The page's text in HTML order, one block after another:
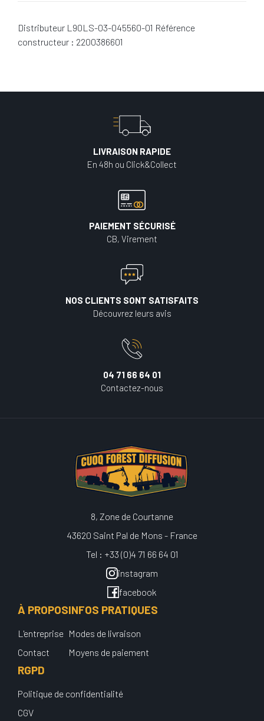
Distributeur L90LS-03-045560-01 Référence
constructeur : 2200386601
LIVRAISON RAPIDE
En 48h ou Click&Collect
PAIEMENT SÉCURISÉ
CB, Virement
NOS CLIENTS SONT SATISFAITS
Découvrez leurs avis
04 71 66 64 01
Contactez-nous
8, Zone de Courtanne
43620 Saint Pal de Mons - France
Tel : +33 (0)4 71 66 64 01
instagram
facebook
À PROPOS
L'entreprise
Contact
INFOS PRATIQUES
Modes de livraison
Moyens de paiement
RGPD
Politique de confidentialité
CGV